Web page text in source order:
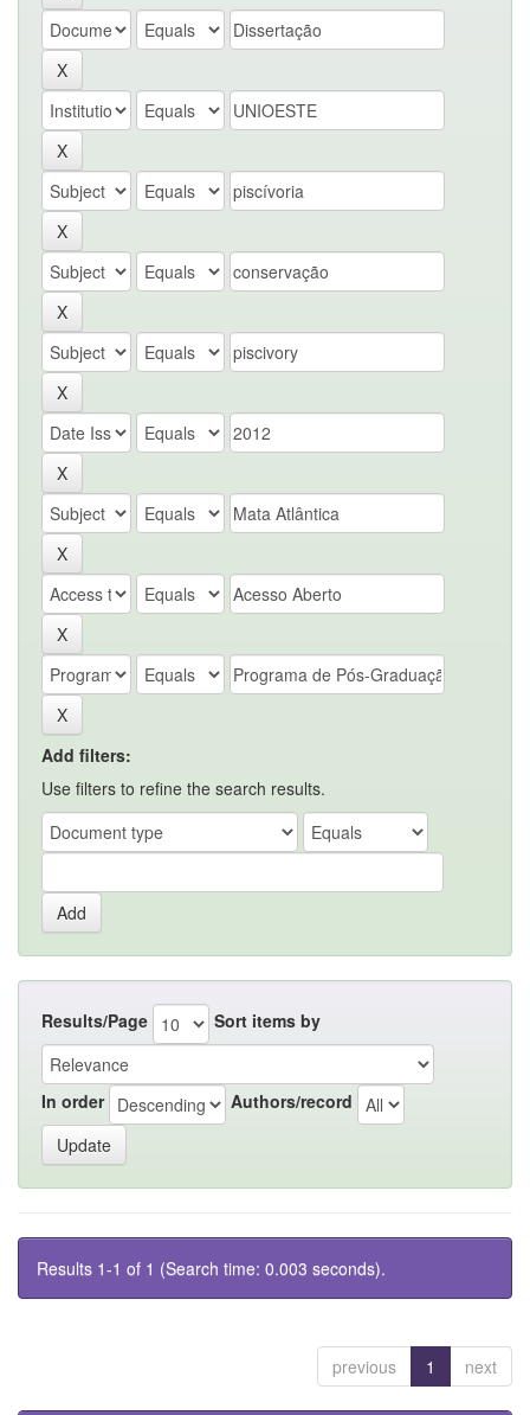
Add filters:
Use filters to refine the search results.
Results/Page Sort items by
In order Authors/record
Results 1-1 of 1 (Search time: 0.003 seconds).
previous 1 next